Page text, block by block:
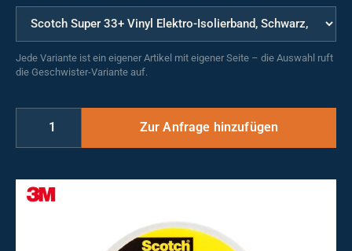
Jede Variante ist ein eigener Artikel mit eigener Seite – die Auswahl ruft
die Geschwister-Variante auf.